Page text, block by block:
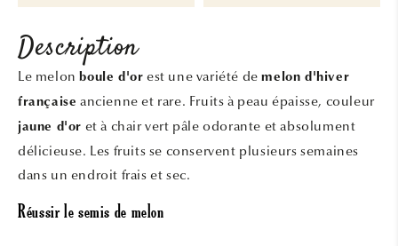
Description
Le melonboule d'or est une variété demelon d'hiver
française ancienne et rare. Fruits à peau épaisse, couleur
jaune d'or et à chair vert pâle odorante et absolument
délicieuse. Les fruits se conservent plusieurs semaines
dans un endroit frais et sec.
Réussir le semis de melon